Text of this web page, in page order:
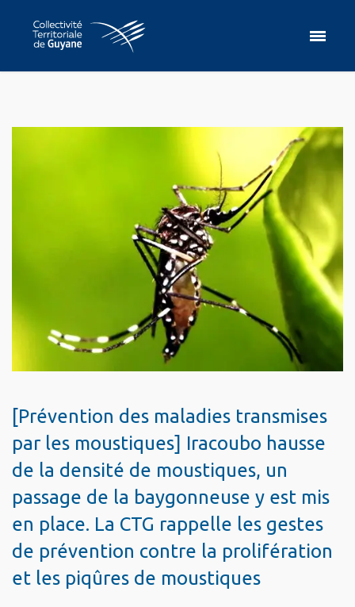
[Prévention des maladies transmises
par les moustiques] Iracoubo hausse
de la densité de moustiques, un
passage de la baygonneuse y est mis
en place. La CTG rappelle les gestes
de prévention contre la prolifération
et les piqûres de moustiques